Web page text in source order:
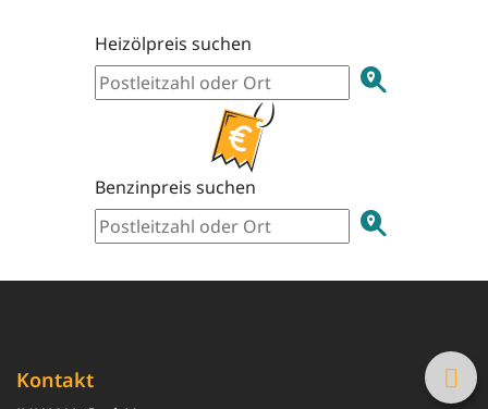
Heizölpreis suchen
Benzinpreis suchen
Kontakt